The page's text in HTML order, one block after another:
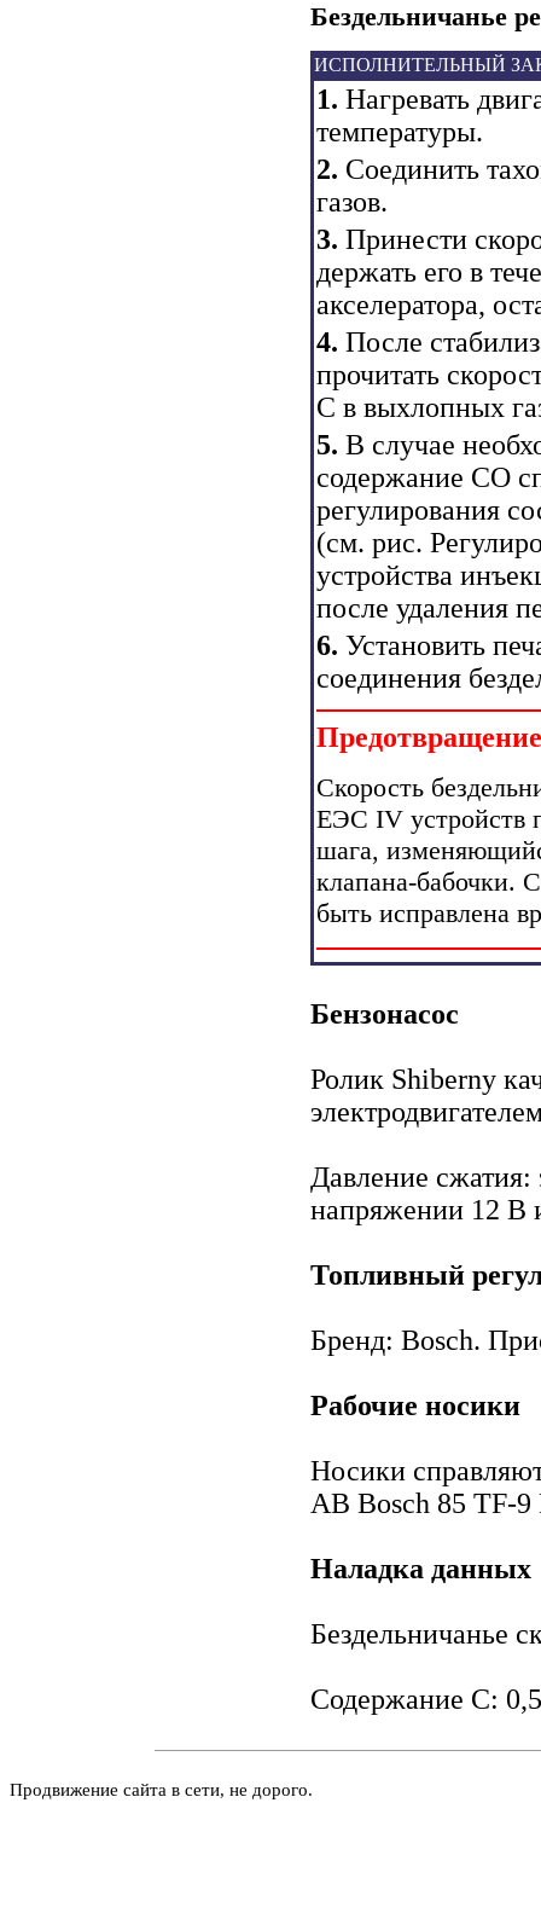
Бездельничанье
ИСПОЛНИТЕЛЬНЫЙ
1. Нагревать
температуры.
2. Соединить
газов.
3. Принести
держать его в
акселератора,
4. После
прочитать
С в выхлопных
5. В случае
содержание СО
регулирования
(см. рис.
устройства
после удаления
6. Установить
соединения
Предотвращение
Скорость
ЕЭС IV устройств
шага,
клапана-бабочки.
быть исправлена
Бензонасос
Ролик Shiberny
Давление
напряжении 12 В
Топливный
Бренд: Bosch.
Рабочие носики
Носики
AB Bosch 85 TF-9
Наладка данных
Бездельничанье
Содержание С:
Продвижение сайта в сети, не дорого.